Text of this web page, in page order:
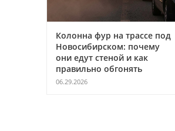
Автомобильная цифровая
радиостанция АРГУТ
А‑1000D с функцией
одночастотного
ретранслятора для